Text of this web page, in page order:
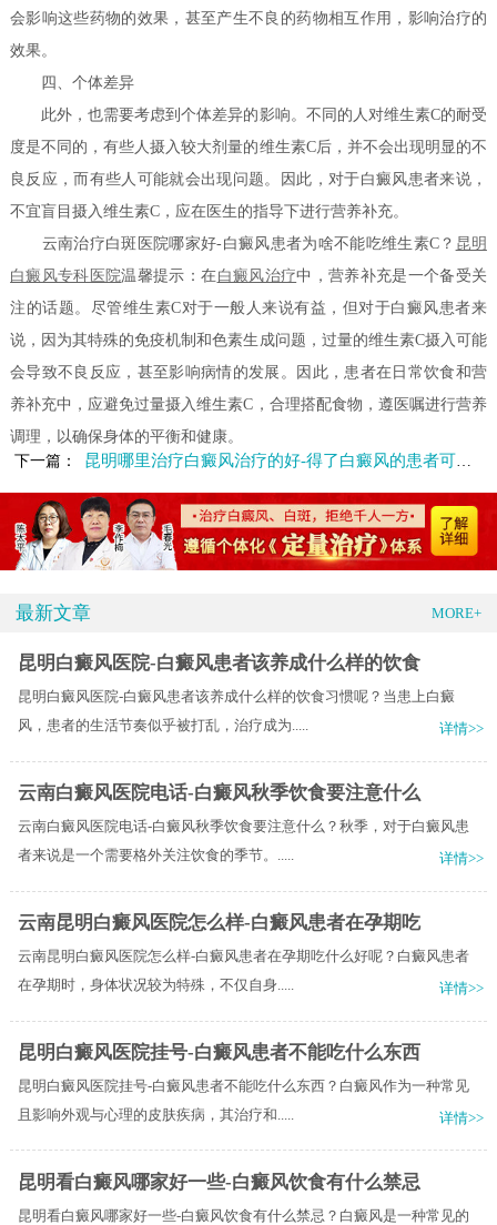
会影响这些药物的效果，甚至产生不良的药物相互作用，影响治疗的
效果。
四、个体差异
此外，也需要考虑到个体差异的影响。不同的人对维生素C的耐受
度是不同的，有些人摄入较大剂量的维生素C后，并不会出现明显的不
良反应，而有些人可能就会出现问题。因此，对于白癜风患者来说，
不宜盲目摄入维生素C，应在医生的指导下进行营养补充。
云南治疗白斑医院哪家好-白癜风患者为啥不能吃维生素C？ 昆明
白癜风专科医院温馨提示：在白癜风治疗中，营养补充是一个备受关
注的话题。尽管维生素C对于一般人来说有益，但对于白癜风患者来
说，因为其特殊的免疫机制和色素生成问题，过量的维生素C摄入可能
会导致不良反应，甚至影响病情的发展。因此，患者在日常饮食和营
养补充中，应避免过量摄入维生素C，合理搭配食物，遵医嘱进行营养
调理，以确保身体的平衡和健康。
下一篇：
昆明哪里治疗白癜风治疗的好-得了白癜风的患者可以食用哪些食物
最新文章 MORE+
昆明白癜风医院-白癜风患者该养成什么样的饮食
昆明白癜风医院-白癜风患者该养成什么样的饮食习惯呢？当患上白癜
风，患者的生活节奏似乎被打乱，治疗成为.....
详情>>
云南白癜风医院电话-白癜风秋季饮食要注意什么
云南白癜风医院电话-白癜风秋季饮食要注意什么？秋季，对于白癜风患
者来说是一个需要格外关注饮食的季节。.....
详情>>
云南昆明白癜风医院怎么样-白癜风患者在孕期吃
云南昆明白癜风医院怎么样-白癜风患者在孕期吃什么好呢？白癜风患者
在孕期时，身体状况较为特殊，不仅自身.....
详情>>
昆明白癜风医院挂号-白癜风患者不能吃什么东西
昆明白癜风医院挂号-白癜风患者不能吃什么东西？白癜风作为一种常见
且影响外观与心理的皮肤疾病，其治疗和.....
详情>>
昆明看白癜风哪家好一些-白癜风饮食有什么禁忌
昆明看白癜风哪家好一些-白癜风饮食有什么禁忌？白癜风是一种常见的